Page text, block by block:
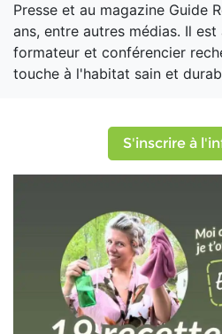
Presse et au magazine Guide
ans, entre autres médias. Il est
formateur et conférencier
touche à l'habitat sain et
S'inscrire à